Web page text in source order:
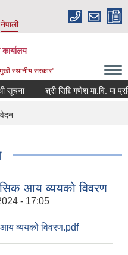
नेपाली
स्थानीय सरकार"
श्री सिद्दि गणेश मा.वि. मा
आय व्ययको विवरण
- 17:05
व्ययको विवरण.pdf